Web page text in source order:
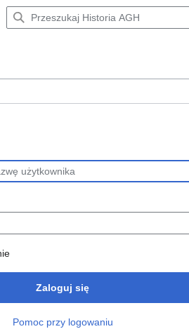
Zaloguj się
Pomoc przy logowaniu